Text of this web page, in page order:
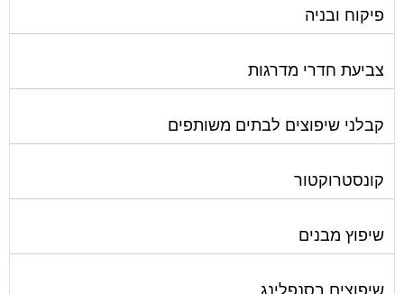
פורטל בית משותף
בית
מגזינים מקצועיים
אינדקס נותני שירותים לוועד הבית
פרסום באתר
הצהרת נגישות